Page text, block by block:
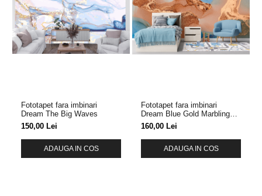
Fototapet fara imbinari
Dream The Big Waves
150,00 Lei
ADAUGA IN COS
Fototapet fara imbinari
Dream Blue Gold Marbling
Pattern
160,00 Lei
ADAUGA IN COS